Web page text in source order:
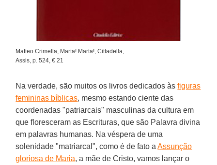
Matteo Crimella, Marta! Marta!, Cittadella,
Assis, p. 524, € 21
Na verdade, são muitos os livros dedicados àsfiguras
femininas bíblicas, mesmo estando ciente das
coordenadas "patriarcais" masculinas da cultura em
que floresceram as Escrituras, que são Palavra divina
em palavras humanas. Na véspera de uma
solenidade "matriarcal", como é de fato aAssunção
gloriosa de Maria, a mãe de Cristo, vamos lançar o